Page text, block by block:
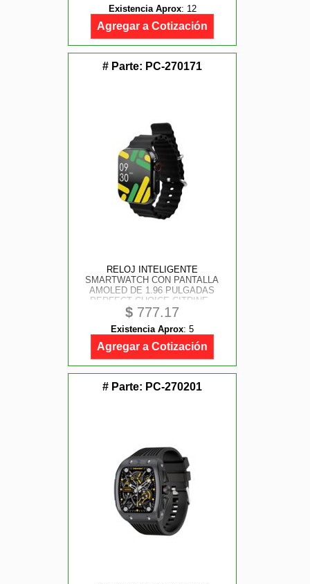
Existencia Aprox: 12
Agregar a Cotización
# Parte: PC-270171
RELOJ INTELIGENTE
SMARTWATCH CON PANTALLA
AMOLED DE 1.96 PULGADAS
PERFECT CHOICE CITRINE -
NEGRO
$ 777.17
Existencia Aprox: 5
Agregar a Cotización
# Parte: PC-270201